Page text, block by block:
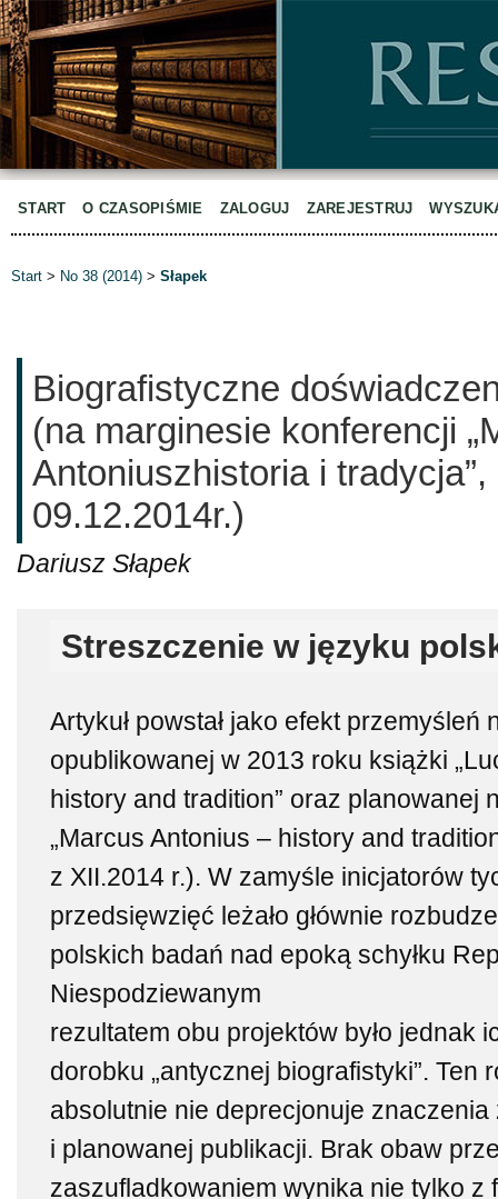
START O CZASOPIŚMIE ZALOGUJ ZAREJESTRUJ
Start > No 38 (2014) > Słapek
Biografistyczne
(na marginesie konferencji
Antoniuszhistoria i
09.12.2014r.)
Dariusz Słapek
Streszczenie w języku
Artykuł powstał jako efekt przemyśleń
opublikowanej w 2013 roku książki
history and tradition” oraz planowanej
„Marcus Antonius – history and
z XII.2014 r.). W zamyśle inicjatorów
przedsięwzięć leżało głównie
polskich badań nad epoką schyłku
Niespodziewanym
rezultatem obu projektów było jednak
dorobku „antycznej biografistyki”. Ten
absolutnie nie deprecjonuje
i planowanej publikacji. Brak obaw
zaszufladkowaniem wynika nie tylko z